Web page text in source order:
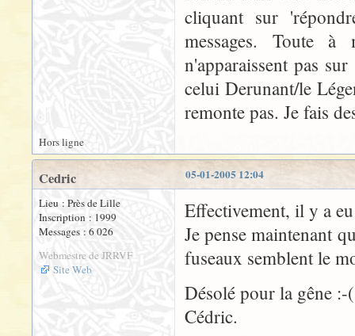
cliquant sur
messages. Toute
n'apparaissent pas
celui Derunant/le
remonte pas. Je fais
Hors ligne
05-01-2005 12:04
Cedric
Lieu : Près de Lille
Inscription : 1999
Messages : 6 026
Webmestre de JRRVF
Site Web
Effectivement, il y a
Je pense maintenant
fuseaux semblent le
Désolé pour la gêne :-(
Cédric.